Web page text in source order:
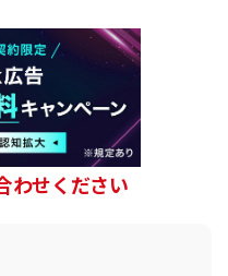
わせください